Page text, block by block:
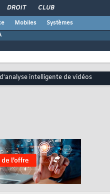
DROIT CLUB
Mobiles
Systèmes
intelligente de vidéos